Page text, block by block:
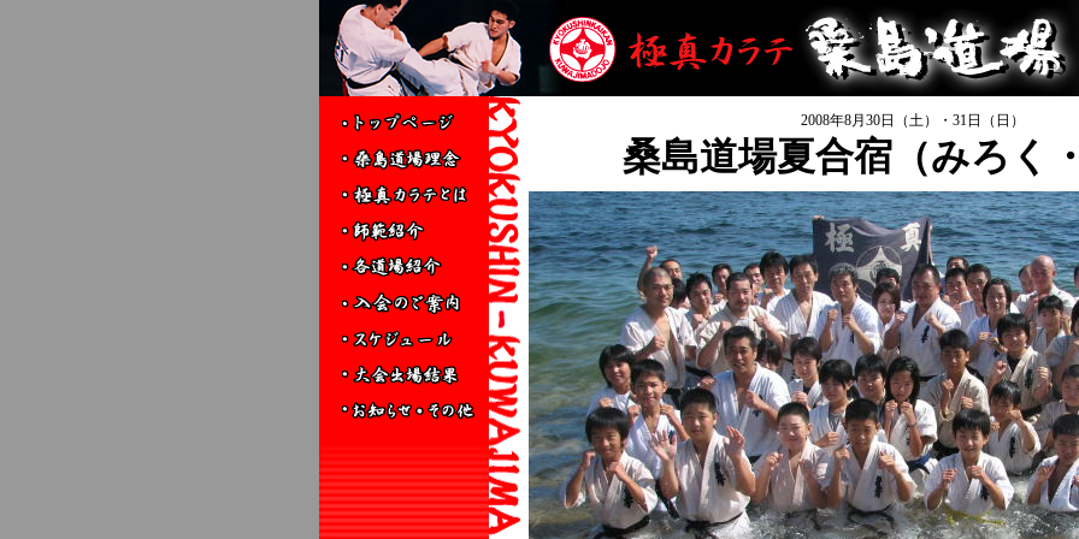
2008年8月30日（土）・31日（日）
桑島道場夏合宿（みろく